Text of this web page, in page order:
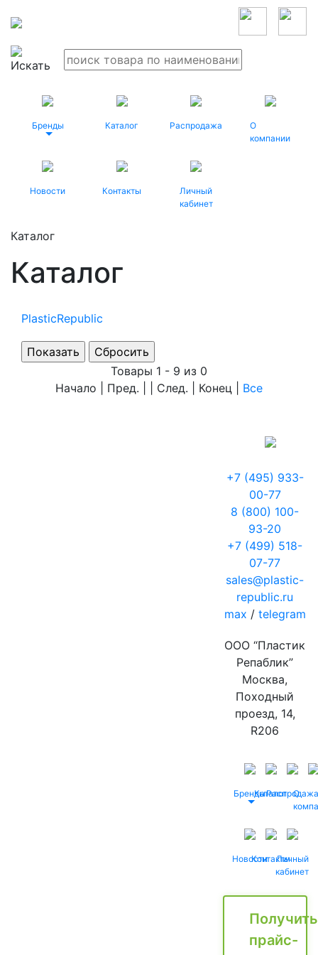
Бренды Каталог Распродажа
О
компании
Новости Контакты
Личный
кабинет
Каталог
Каталог
PlasticRepublic
Товары 1 - 9 из 0
Начало | Пред. | | След. | Конец
Все
+7 (495) 933-
00-77
8 (800) 100-
93-20
+7 (499) 518-
07-77
sales@plastic-
republic.ru
max / telegram
ООО “Пластик
Репаблик”
Москва,
Походный
проезд, 14,
R206
БрендыКаталог
Распродажа
О
НовостиКонтактыЛичный
кабинет
Получить
прайс-